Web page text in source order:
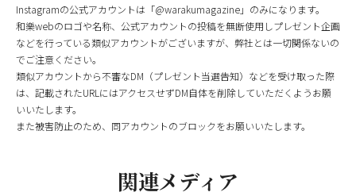
Instagramの公式アカウントは「@warakumagazine」のみになります。
和樂webのロゴや名称、公式アカウントの投稿を無断使用しプレゼント企画
などを行っている類似アカウントがございますが、弊社とは一切関係ないの
でご注意ください。
類似アカウントから不審なDM（プレゼント当選告知）などを受け取った際
は、記載されたURLにはアクセスせずDM自体を削除していただくようお願
いいたします。
また被害防止のため、同アカウントのブロックをお願いいたします。
関連メディア